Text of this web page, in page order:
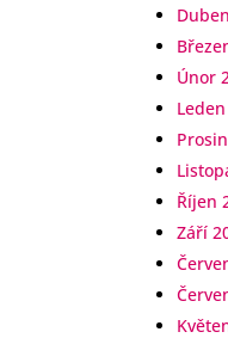
Únor
Říjen
Září